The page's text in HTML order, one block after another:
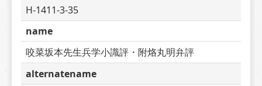
H-1411-3-35
name
咬菜坂本先生兵学小識評・附烙丸明弁評
alternatename